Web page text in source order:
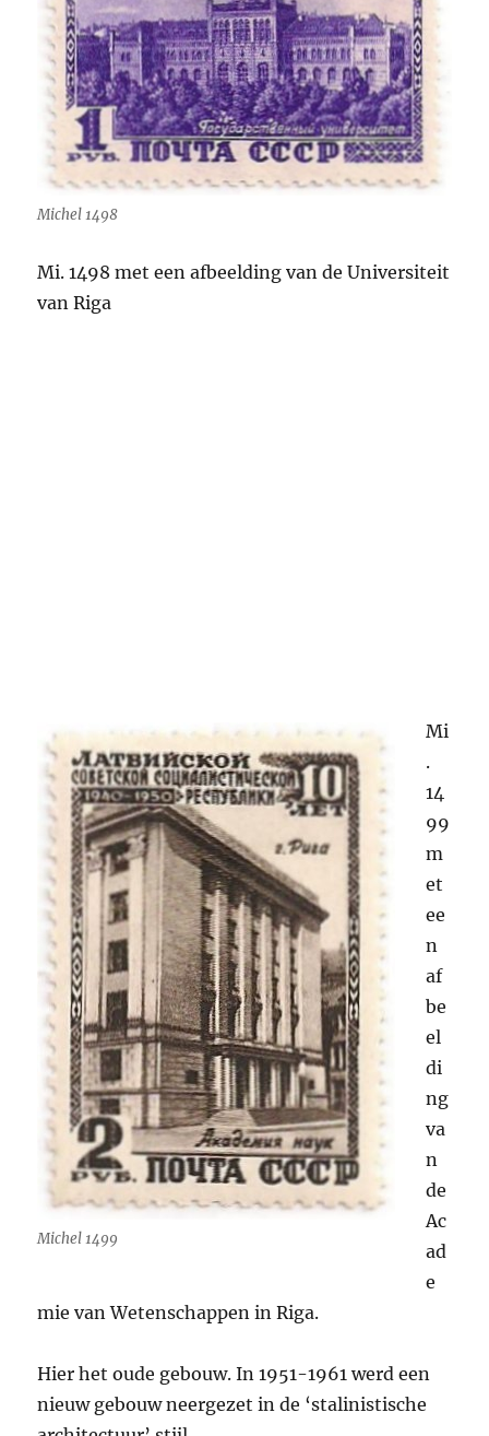
Michel 1498
Mi. 1498 met een afbeelding van de Universiteit
van Riga
Michel 1499
Mi
.
14
99
m
et
ee
n
af
be
el
di
ng
va
n
de
Ac
ad
e
mie van Wetenschappen in Riga.
Hier het oude gebouw. In 1951-1961 werd een
nieuw gebouw neergezet in de ‘stalinistische